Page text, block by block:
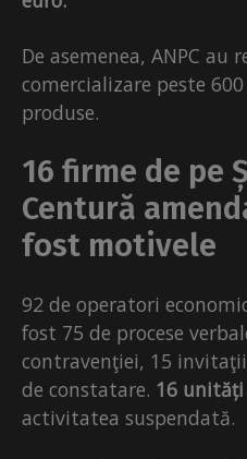
De asemenea, ANPC au
comercializare peste
produse.
16 firme de pe
Centură
fost motivele
92 de operatori
fost 75 de procese
contravenţiei, 15
de constatare. 16 unități
activitatea suspendată.